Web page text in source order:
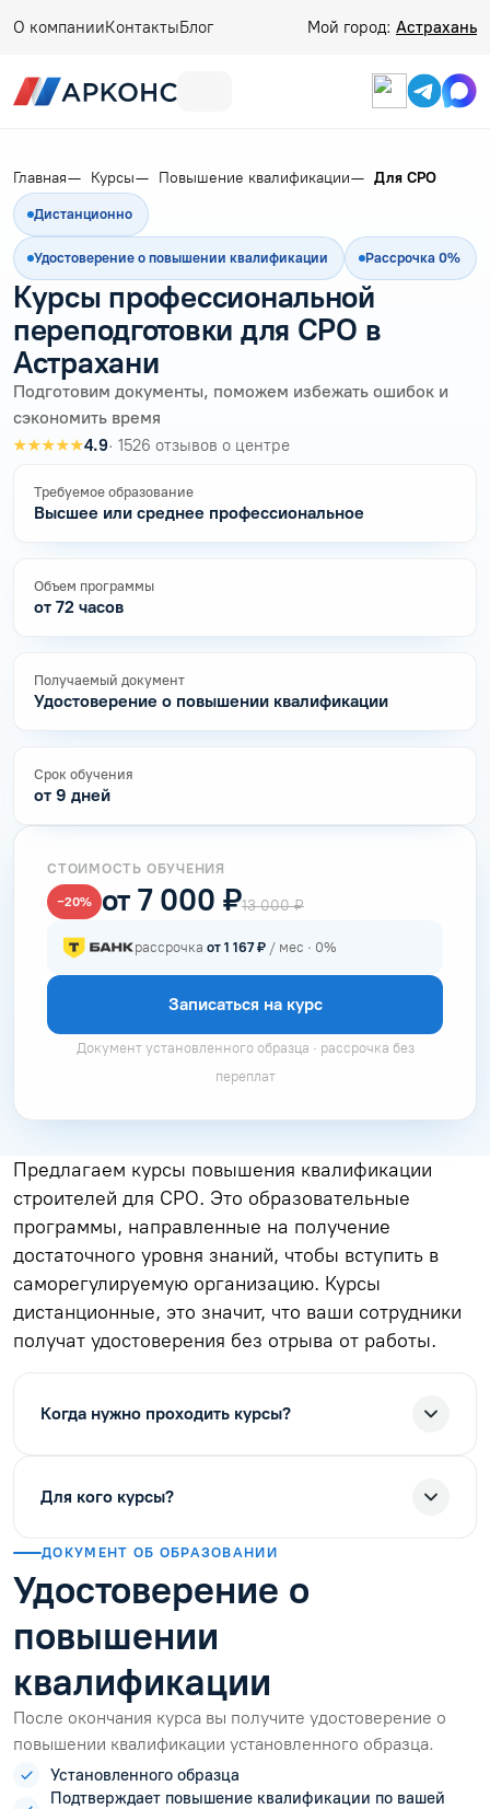
О компанииКонтактыБлог Мой город: Астрахань
Главная Курсы Повышение квалификации Для СРО
Дистанционно
Удостоверение о повышении квалификации Рассрочка 0%
Курсы профессиональной
переподготовки для СРО в
Астрахани
Подготовим документы, поможем избежать ошибок и
сэкономить время
★★★★★4.9· 1526 отзывов о центре
Требуемое образование
Высшее или среднее профессиональное
Объем программы
от 72 часов
Получаемый документ
Удостоверение о повышении квалификации
Срок обучения
от 9 дней
СТОИМОСТЬ ОБУЧЕНИЯ
−20% от 7 000 ₽13 000 ₽
рассрочка от 1 167 ₽ / мес · 0%
Записаться на курс
Документ установленного образца · рассрочка без
переплат
Предлагаем курсы повышения квалификации
строителей для СРО. Это образовательные
программы, направленные на получение
достаточного уровня знаний, чтобы вступить в
саморегулируемую организацию. Курсы
дистанционные, это значит, что ваши сотрудники
получат удостоверения без отрыва от работы.
Когда нужно проходить курсы?
Для кого курсы?
ДОКУМЕНТ ОБ ОБРАЗОВАНИИ
Удостоверение о
повышении
квалификации
После окончания курса вы получите удостоверение о
повышении квалификации установленного образца.
Установленного образца
Подтверждает повышение квалификации по вашей